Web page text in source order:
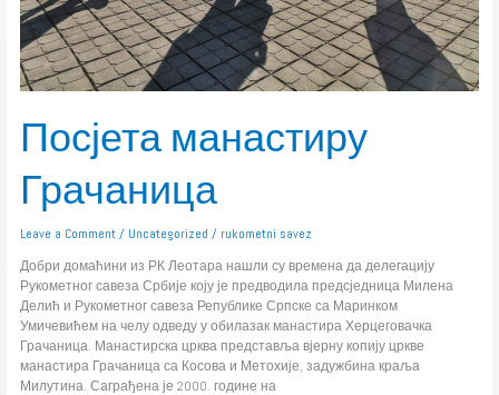
Посјета манастиру
Грачаница
Leave a Comment / Uncategorized / rukometni savez
Добри домаћини из РК Леотара нашли су времена да делегацију
Рукометног савеза Србије коју је предводила предсједница Милена
Делић и Рукометног савеза Републике Српске са Маринком
Умичевићем на челу одведу у обилазак манастира Херцеговачка
Грачаница. Манастирска црква представља вјерну копију цркве
манастира Грачаница са Косова и Метохије, задужбина краља
Милутина. Саграђена је 2000. године на